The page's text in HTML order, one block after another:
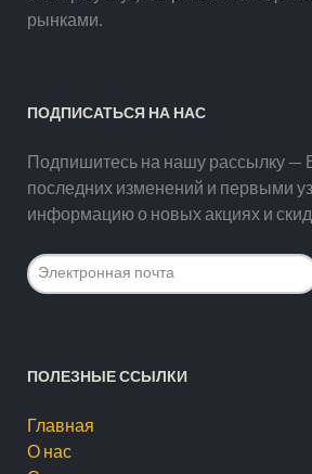
рынками.
ПОДПИСАТЬСЯ НА НАС
Подпишитесь на нашу рассылку —
последних изменений и первыми
информацию о новых акциях и
ПОЛЕЗНЫЕ ССЫЛКИ
Главная
О нас